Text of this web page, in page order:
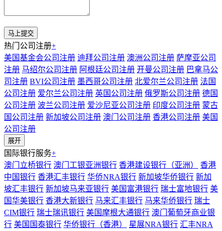
热门公司注册+
美国基金会公司注册 迪拜公司注册 澳洲公司注册 萨摩亚公司
注册 马绍尔公司注册 阿根廷公司注册 开曼公司注册 巴拿马公
司注册 BVI公司注册 墨西哥公司注册 北爱尔兰公司注册 法国
公司注册 爱尔兰公司注册 英国公司注册 俄罗斯公司注册 德国
公司注册 波兰公司注册 爱沙尼亚公司注册 印度公司注册 蒙古
国公司注册 新加坡公司注册 澳门公司注册 香港公司注册 美国
公司注册
展开
国际银行服务+
澳门立桥银行 澳门工银亚洲银行 香港建设银行（亚洲）
香港
中国银行 香港汇丰银行 华侨NRA银行 新加坡华侨银行 新加
坡汇丰银行 新加坡马来亚银行 美国富港银行 瑞士富地银行 美
国华美银行 香港大新银行 马来汇丰银行 马来华侨银行 瑞士
CIM银行 瑞士瑞讯银行 美国摩根大通银行 澳门葡萄牙商业银
行 美国国泰银行 华侨银行（香港） 星展NRA银行 汇丰NRA